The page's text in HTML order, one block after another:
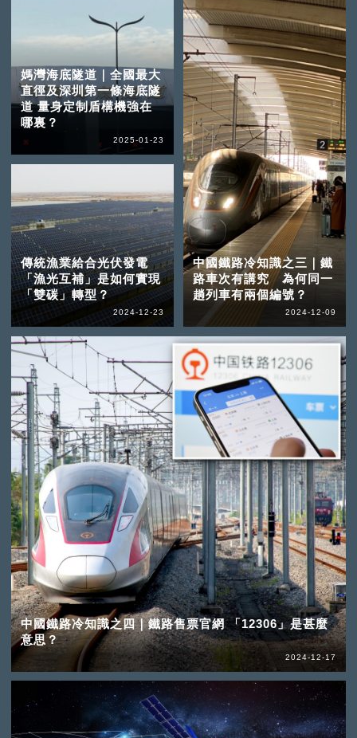
媽灣海底隧道｜全國最大
直徑及深圳第一條海底隧
道 量身定制盾構機強在
哪裏？
2025-01-23
傳統漁業給合光伏發電
「漁光互補」是如何實現
「雙碳」轉型？
2024-12-23
中國鐵路冷知識之四｜鐵路售票官網 「12306」是甚麼
意思？
2024-12-17
中國鐵路冷知識之三｜鐵
路車次有講究 為何同一
趟列車有兩個編號？
2024-12-09